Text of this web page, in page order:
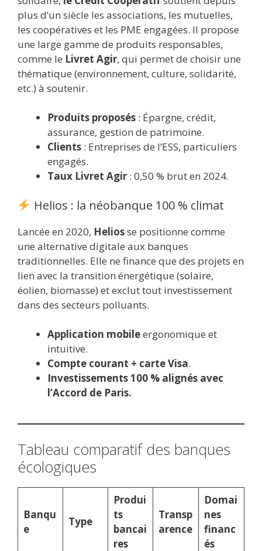
plus d’un siècle les associations, les mutuelles,
les coopératives et les PME engagées. Il propose
une large gamme de produits responsables,
comme le Livret Agir, qui permet de choisir une
thématique (environnement, culture, solidarité,
etc.) à soutenir.
Produits proposés : Épargne, crédit,
assurance, gestion de patrimoine.
Clients : Entreprises de l’ESS, particuliers
engagés.
Taux Livret Agir : 0,50 % brut en 2024.
Helios : la néobanque 100 % climat
Lancée en 2020, Heliosse positionne comme
une alternative digitale aux banques
traditionnelles. Elle ne finance que des projets en
lien avec la transition énergétique (solaire,
éolien, biomasse) et exclut tout investissement
dans des secteurs polluants.
Application mobileergonomique et
intuitive.
Compte courant + carte Visa.
Investissements 100 % alignés avec
l’Accord de Paris.
Tableau comparatif des banques
écologiques
Banqu
e
Type
Produi
ts
bancai
res
Transp
arence
Domai
nes
financ
és